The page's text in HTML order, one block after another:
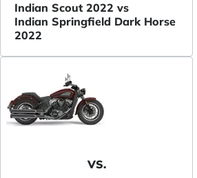
Indian Scout 2022 vs
Indian Springfield Dark Horse
2022
VS.